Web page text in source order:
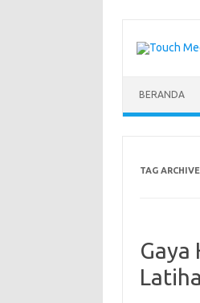
content
BERANDA
TAG
Gaya